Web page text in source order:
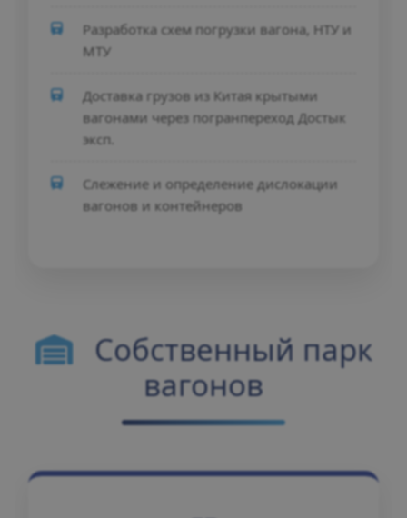
Разработка схем погрузки вагона, НТУ и
МТУ
Доставка грузов из Китая крытыми
вагонами через погранпереход Достык
эксп.
Слежение и определение дислокации
вагонов и контейнеров
Собственный парк
вагонов